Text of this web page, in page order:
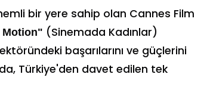
bir yere sahip olan Cannes Film
Motion" (Sinemada Kadınlar)
başarılarını ve güçlerini
Türkiye'den davet edilen tek